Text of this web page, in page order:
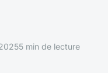
5 min de lecture